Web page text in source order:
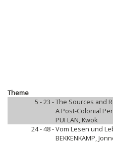
Theme
5 - 23 -The Sources and
A Post-Colonial
PUI LAN, Kwok
24 - 48 -Vom Lesen und
BEKKENKAMP,